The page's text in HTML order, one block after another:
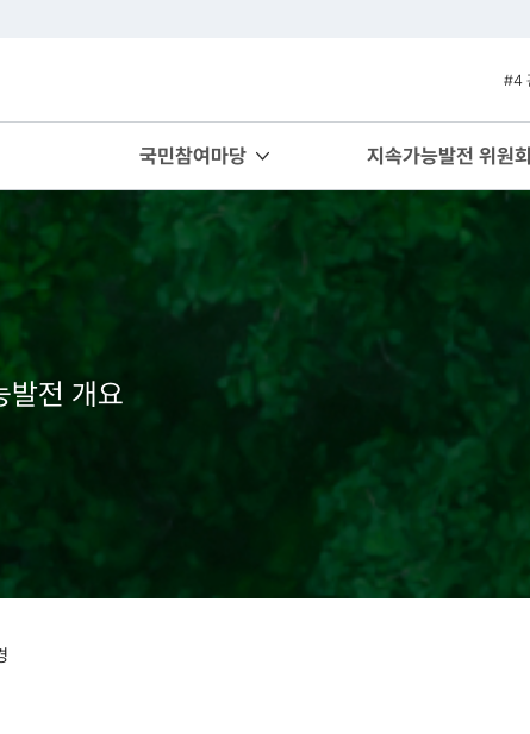
#4
#6
#7
국민참여마당 지속가능발전 위원회
발전 개요